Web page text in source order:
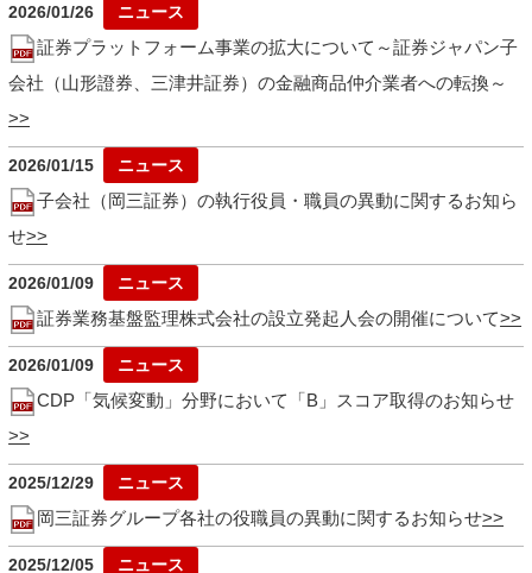
2026/01/26
証券プラットフォーム事業の拡大について～証券ジャパン子
会社（山形證券、三津井証券）の金融商品仲介業者への転換～
2026/01/15
子会社（岡三証券）の執行役員・職員の異動に関するお知ら
せ
2026/01/09
証券業務基盤監理株式会社の設立発起人会の開催について
2026/01/09
CDP「気候変動」分野において「B」スコア取得のお知らせ
2025/12/29
岡三証券グループ各社の役職員の異動に関するお知らせ
2025/12/05